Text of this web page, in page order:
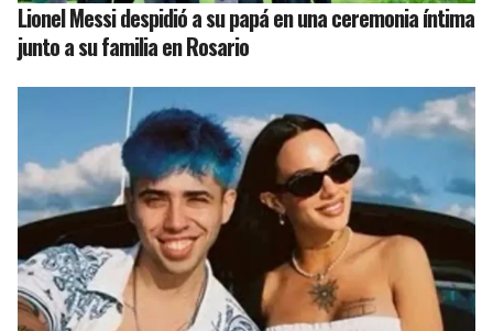
Lionel Messi despidió a su papá en una ceremonia íntima
junto a su familia en Rosario